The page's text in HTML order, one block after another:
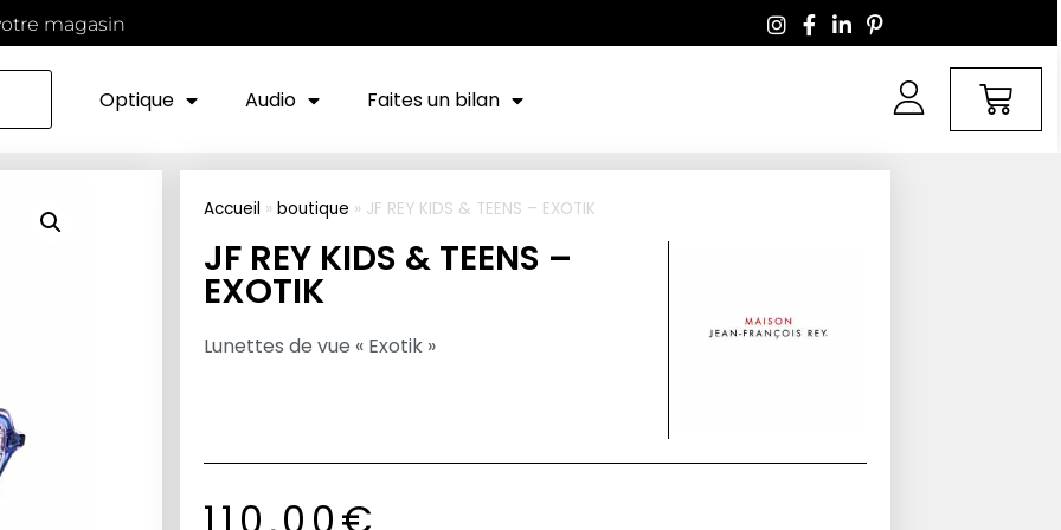
magasin
Optique Audio Faites un bilan
Accueil » boutique » JF REY KIDS & TEENS – EXOTIK
JF REY KIDS & TEENS –
EXOTIK
Lunettes de vue « Exotik »